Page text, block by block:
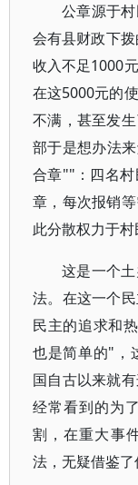
公章源于
会有县财政下
收入不足1000
在这5000元的
不满，甚至发
部于是想办法
合章""：四名
章，每次报销
此分散权力于村
这是一个
法。在这一个
民主的追求和
也是简单的"，
国自古以来就
经常看到的为
割，在重大事
法，无疑借鉴了